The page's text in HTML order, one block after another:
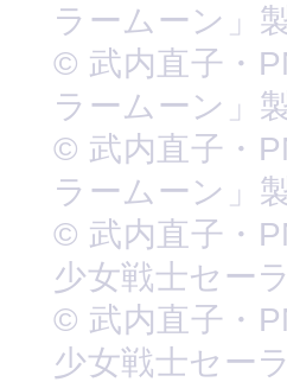
ラームーン」
© 武内直子・
ラームーン」
© 武内直子・
ラームーン」
© 武内直子・
少女戦士セー
© 武内直子・
少女戦士セー